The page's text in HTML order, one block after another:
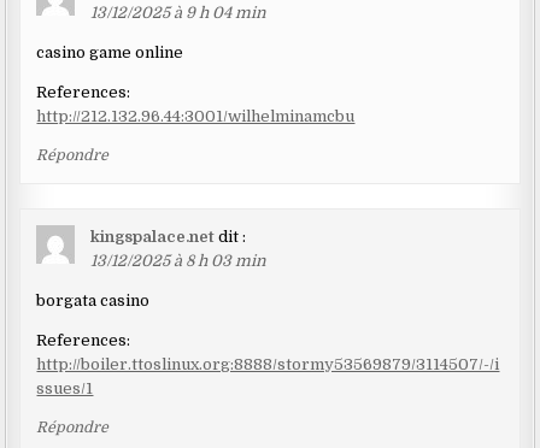
13/12/2025 à 9 h 04 min
casino game online
References:
http://212.132.96.44:3001/wilhelminamcbu
Répondre
kingspalace.net dit :
13/12/2025 à 8 h 03 min
borgata casino
References:
http://boiler.ttoslinux.org:8888/stormy53569879/3114507/-/i
ssues/1
Répondre